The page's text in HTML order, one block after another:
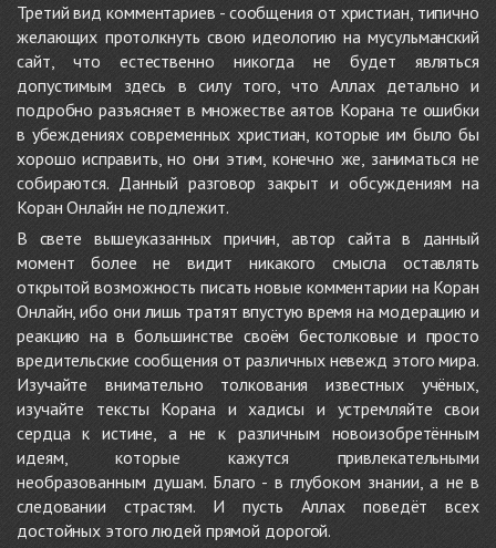
Третий вид комментариев - сообщения от христиан, типично
желающих протолкнуть свою идеологию на мусульманский
сайт, что естественно никогда не будет являться
допустимым здесь в силу того, что Аллах детально и
подробно разъясняет в множестве аятов Корана те ошибки
в убеждениях современных христиан, которые им было бы
хорошо исправить, но они этим, конечно же, заниматься не
собираются. Данный разговор закрыт и обсуждениям на
Коран Онлайн не подлежит.
В свете вышеуказанных причин, автор сайта в данный
момент более не видит никакого смысла оставлять
открытой возможность писать новые комментарии на Коран
Онлайн, ибо они лишь тратят впустую время на модерацию и
реакцию на в большинстве своём бестолковые и просто
вредительские сообщения от различных невежд этого мира.
Изучайте внимательно толкования известных учёных,
изучайте тексты Корана и хадисы и устремляйте свои
сердца к истине, а не к различным новоизобретённым
идеям, которые кажутся привлекательными
необразованным душам. Благо - в глубоком знании, а не в
следовании страстям. И пусть Аллах поведёт всех
достойных этого людей прямой дорогой.